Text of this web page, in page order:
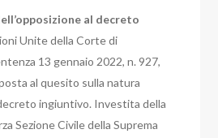
al decreto
Unite della Corte di
13 gennaio 2022, n. 927,
al quesito sulla natura
ingiuntivo. Investita della
Sezione Civile della Suprema